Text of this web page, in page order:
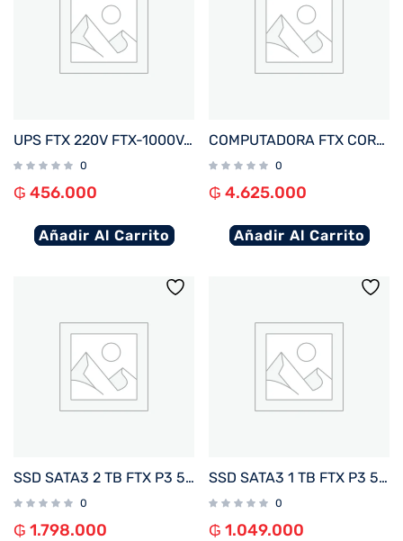
UPS FTX 220V FTX-1000VA / 600W NEMA UNIVERSAL
0
₲ 456.000
Añadir Al Carrito
COMPUTADORA FTX CORE MAX I5/480SSD/8G+ MON 22″+ UPS 600+ TECLADO+ MOU+ SPK+ FILTRO
0
₲ 4.625.000
Añadir Al Carrito
SSD SATA3 2 TB FTX P3 550/470 127154
0
₲ 1.798.000
SSD SATA3 1 TB FTX P3 550/470 127147
0
₲ 1.049.000